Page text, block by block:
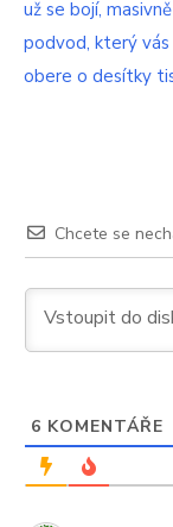
pro
už se bojí,
podvod, který
obere o desítky
Chcete se
6 KOMENTÁŘE